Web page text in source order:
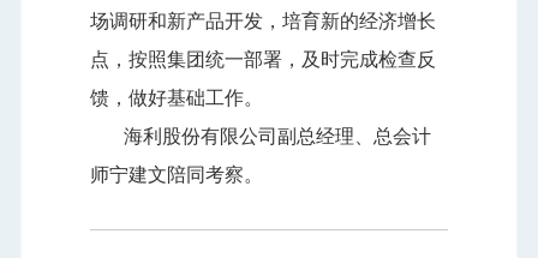
场调研和新产品开发，培育新的经济增长
点，按照集团统一部署，及时完成检查反
馈，做好基础工作。
海利股份有限公司副总经理、总会计
师宁建文陪同考察。